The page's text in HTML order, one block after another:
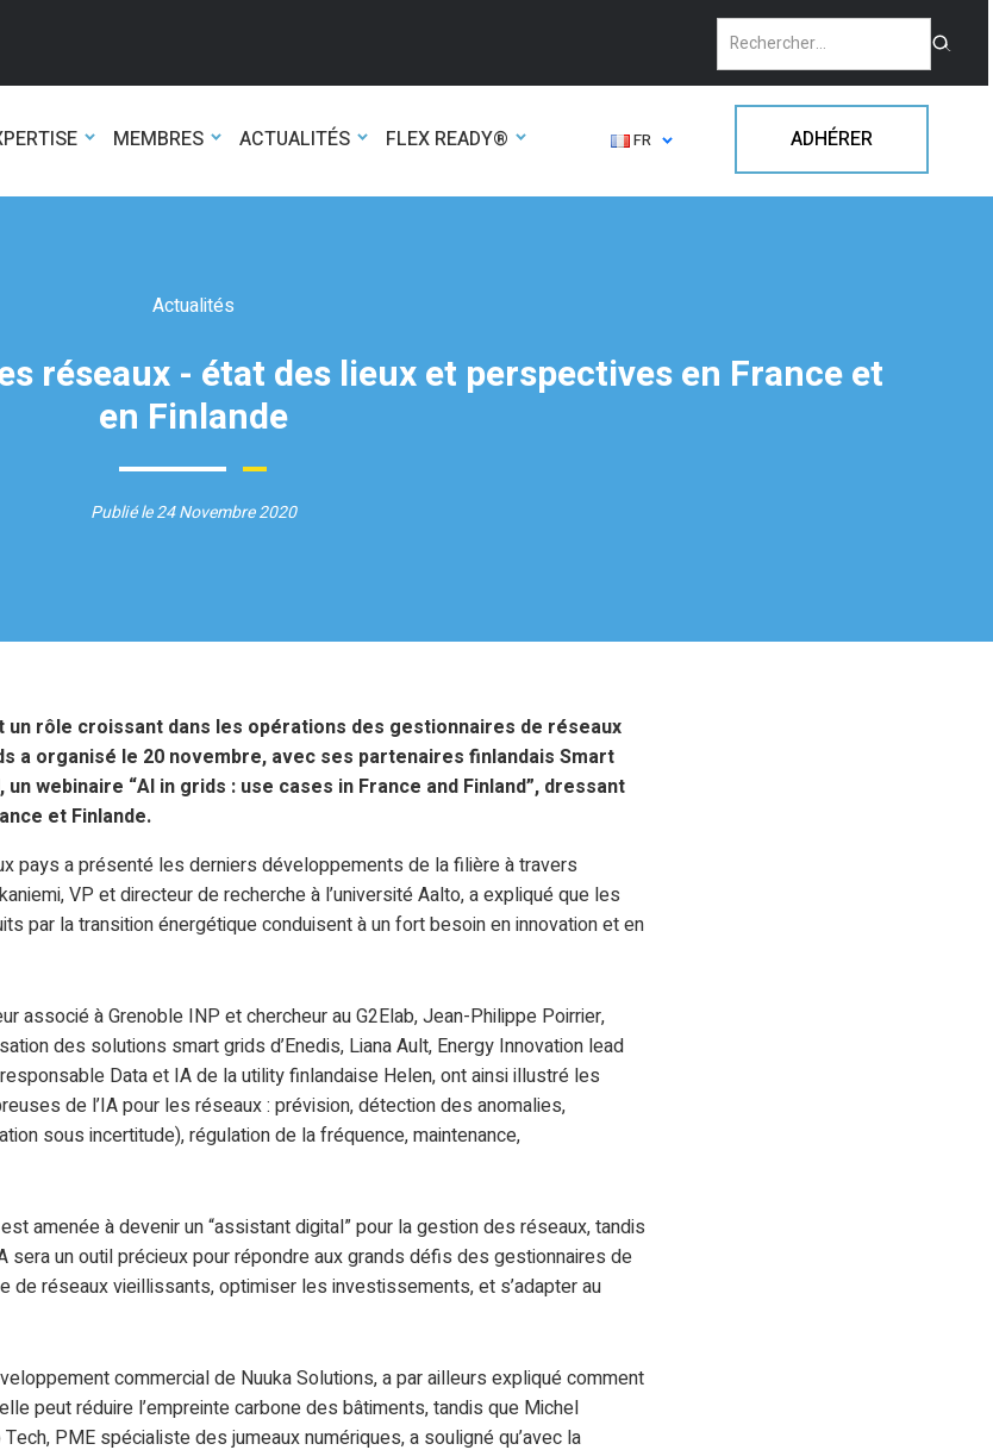
MEMBRES ACTUALITÉS FLEX READY® FR ADHÉRER
Actualités
réseaux - état des lieux et perspectives en France et
en Finlande
Publié le 24 Novembre 2020
rôle croissant dans les opérations des gestionnaires de réseaux
a organisé le 20 novembre, avec ses partenaires finlandais Smart
webinaire “AI in grids : use cases in France and Finland”, dressant
et Finlande.
pays a présenté les derniers développements de la filière à travers
VP et directeur de recherche à l’université Aalto, a expliqué que les
par la transition énergétique conduisent à un fort besoin en innovation et en
associé à Grenoble INP et chercheur au G2Elab, Jean-Philippe Poirrier,
des solutions smart grids d’Enedis, Liana Ault, Energy Innovation lead
Data et IA de la utility finlandaise Helen, ont ainsi illustré les
de l’IA pour les réseaux : prévision, détection des anomalies,
sous incertitude), régulation de la fréquence, maintenance,
amenée à devenir un “assistant digital” pour la gestion des réseaux, tandis
sera un outil précieux pour répondre aux grands défis des gestionnaires de
de réseaux vieillissants, optimiser les investissements, et s’adapter au
commercial de Nuuka Solutions, a par ailleurs expliqué comment
peut réduire l’empreinte carbone des bâtiments, tandis que Michel
PME spécialiste des jumeaux numériques, a souligné qu’avec la